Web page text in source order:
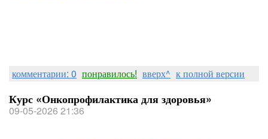
комментарии: 0 понравилось! вверх^ к полной версии
Курс «Онкопрофилактика для здоровья»
09-05-2026 21:36